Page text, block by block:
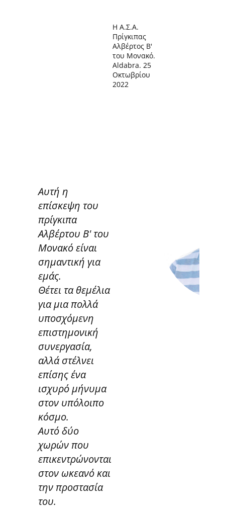
Η Α.Σ.Α.
Πρίγκιπας
Αλβέρτος Β'
του Μονακό.
Aldabra. 25
Οκτωβρίου
2022
Αυτή η
επίσκεψη του
πρίγκιπα
Αλβέρτου Β' του
Μονακό είναι
σημαντική για
εμάς.
Θέτει τα θεμέλια
για μια πολλά
υποσχόμενη
επιστημονική
συνεργασία,
αλλά στέλνει
επίσης ένα
ισχυρό μήνυμα
στον υπόλοιπο
κόσμο.
Αυτό δύο
χωρών που
επικεντρώνονται
στον ωκεανό και
την προστασία
του.